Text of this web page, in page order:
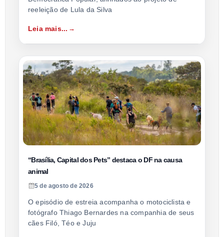
reeleição de Lula da Silva
Leia mais...
“Brasília, Capital dos Pets” destaca o DF na causa
animal
5 de agosto de 2026
O episódio de estreia acompanha o motociclista e
fotógrafo Thiago Bernardes na companhia de seus
cães Filó, Téo e Juju